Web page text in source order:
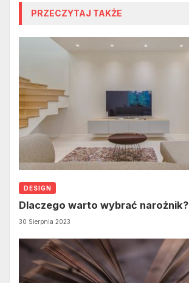
PRZECZYTAJ TAKŻE
DESIGN
Dlaczego warto wybrać narożnik?
30 Sierpnia 2023